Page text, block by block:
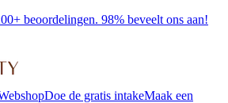
beoordelingen. 98% beveelt ons aan!
Doe de gratis intakeMaak een